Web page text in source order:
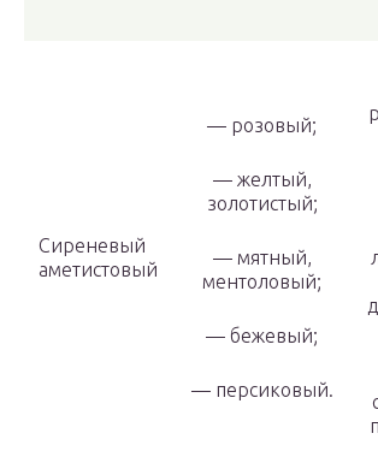
Сиреневый
аметистовый
— розовый;
— желтый,
золотистый;
— мятный,
ментоловый;
— бежевый;
— персиковый.